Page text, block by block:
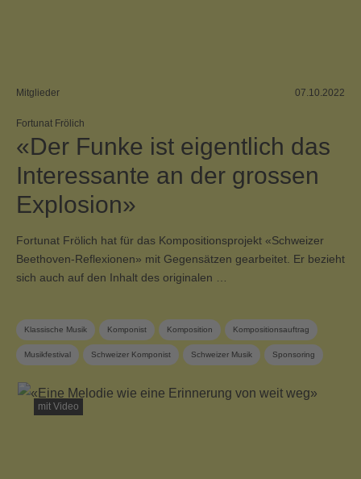
Mitglieder 07.10.2022
Fortunat Frölich
«Der Funke ist eigentlich das
Interessante an der grossen
Explosion»
Fortunat Frölich hat für das Kompositionsprojekt «Schweizer
Beethoven-Reflexionen» mit Gegensätzen gearbeitet. Er bezieht
sich auch auf den Inhalt des originalen …
Klassische Musik Komponist Komposition Kompositionsauftrag
Musikfestival Schweizer Komponist Schweizer Musik Sponsoring
mit Video